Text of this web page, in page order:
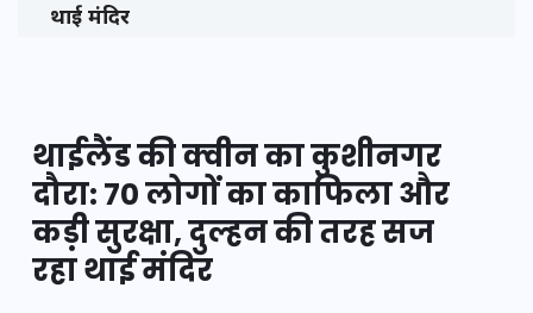
थाई मंदिर
थाईलैंड की क्वीन का कुशीनगर
दौरा: 70 लोगों का काफिला और
कड़ी सुरक्षा, दुल्हन की तरह सज
रहा थाई मंदिर